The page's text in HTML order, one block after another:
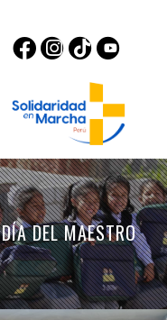
DÍA DEL MAESTRO